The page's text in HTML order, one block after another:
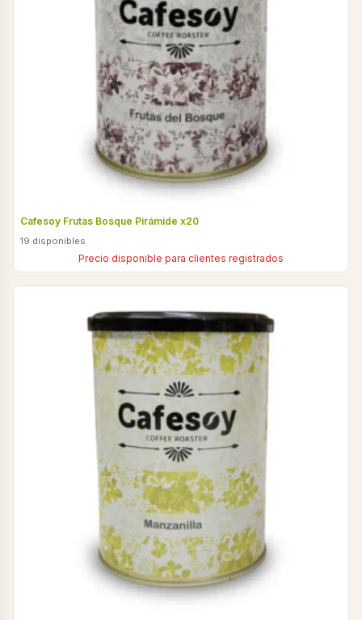
Cafesoy Frutas Bosque Pirámide x20
19 disponibles
Precio disponible para clientes registrados